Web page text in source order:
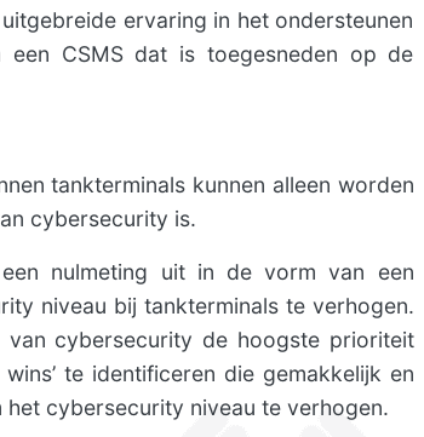
ervaring in het ondersteunen
CSMS dat is toegesneden op de
tankterminals kunnen alleen worden
cybersecurity is.
nulmeting uit in de vorm van een
niveau bij tankterminals te verhogen.
cybersecurity de hoogste prioriteit
te identificeren die gemakkelijk en
cybersecurity niveau te verhogen.